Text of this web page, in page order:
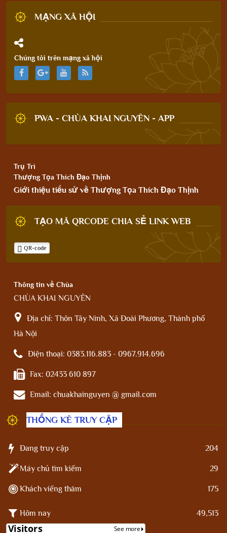
MẠNG XÃ HỘI
Chúng tôi trên mạng xã hội
PWA - CHÙA KHAI NGUYÊN - APP
Trụ Trì
Thượng Tọa Thích Đạo Thịnh
Giới thiệu tiểu sử về Thượng Tọa Thích Đạo Thịnh
TẠO MÃ QRCODE CHIA SẺ LINK WEB
QR-code
Thông tin về Chùa
CHÙA KHAI NGUYÊN
Địa chỉ: Thôn Tây Ninh, Xã Đoài Phương, Thành phố
Hà Nội
Điện thoại: 0383.116.883 - 0967.914.696
Fax: 02433 610 897
Email: chuakhainguyen @ gmail.com
THỐNG KÊ TRUY CẬP
Đang truy cập 204
Máy chủ tìm kiếm 29
Khách viếng thăm 175
Hôm nay 49,513